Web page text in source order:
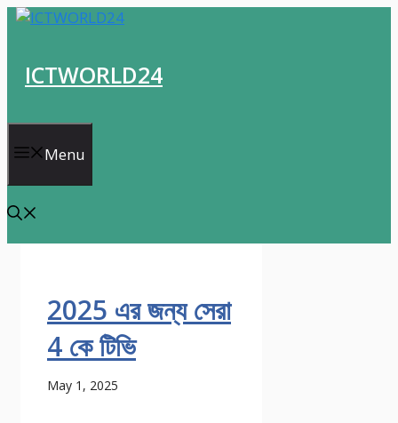
Skip
ICTWORLD24
Menu
2025 এর জন্য সেরা
4 কে টিভি
May 1, 2025